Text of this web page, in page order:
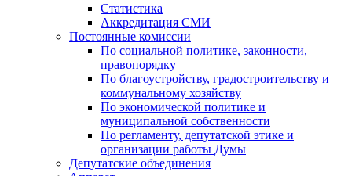
Статистика
Аккредитация СМИ
Постоянные комиссии
По социальной политике, законности,
правопорядку
По благоустройству, градостроительству и
коммунальному хозяйству
По экономической политике и
муниципальной собственности
По регламенту, депутатской этике и
организации работы Думы
Депутатские объединения